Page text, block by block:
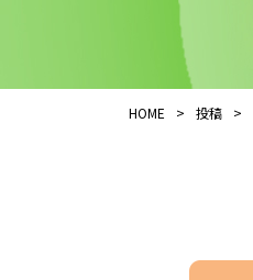
HOME > 投稿 >